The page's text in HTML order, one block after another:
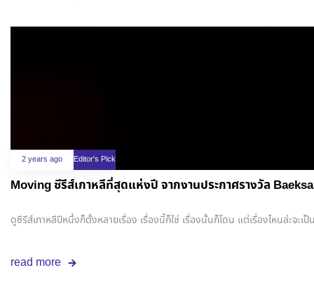
2 years ago Editor's Pick
Moving ซีรีส์เกาหลีที่สุดแห่งปี จากงานประกาศรางวัล
ดูซีรีส์เกาหลีปีหนึ่งก็ตั้งหลายเรื่อง เรื่องนี้ก็ใช่ เรื่องนั้นก็โดน แต่เรื่องไหนล่ะจ
read more